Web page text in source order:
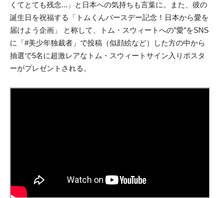
くてとても残念...」と日本への気持ちも言葉に。また、彼の
誕生日を祝福する「トムくんバースデー記念！日本から愛を
届けよう企画」 と称して、トム・スウィートへの”愛”をSNS
に「#美少年独裁者」で投稿（似顔絵など）した方の中から
抽選で5名に超激レアなトム・スウィートサイン入りポスタ
ーがプレゼントされる。